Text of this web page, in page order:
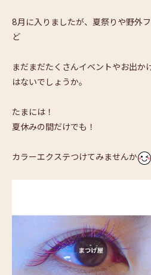
8月に入りましたが、夏祭りや野外
ど
まだまだたくさんイベントやお出か
はないでしょうか。
たまには！
夏休みの間だけでも！
カラーエクステつけてみませんか